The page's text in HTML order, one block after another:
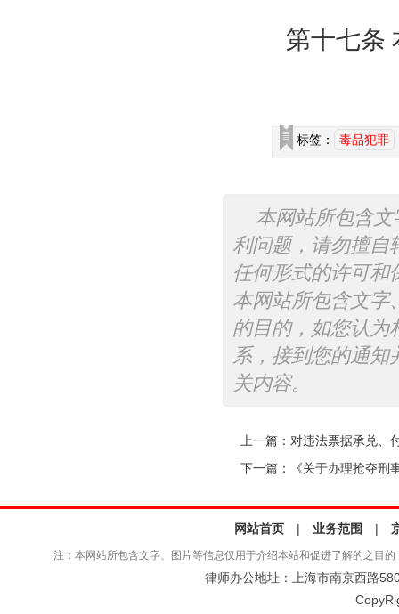
第十七条
标签： 毒品犯罪
本网站所包含
利问题，请勿擅自
任何形式的许可和
本网站所包含文字
的目的，如您认为
系，接到您的通知
关内容。
上一篇： 对违法票据承兑、
下一篇： 《关于办理抢夺刑
网站首页 | 业务范围 |
注：本网站所包含文字、图片等信息仅用于介绍本站和促进了解的之目
律师办公地址：上海市南京西路